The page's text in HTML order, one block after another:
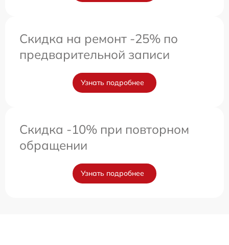
Скидка на ремонт -25% по
предварительной записи
Узнать подробнее
Скидка -10% при повторном
обращении
Узнать подробнее